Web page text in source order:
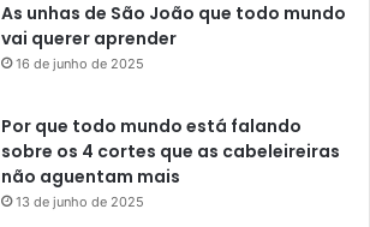
As unhas de São João que todo mundo
vai querer aprender
16 de junho de 2025
Por que todo mundo está falando
sobre os 4 cortes que as cabeleireiras
não aguentam mais
13 de junho de 2025